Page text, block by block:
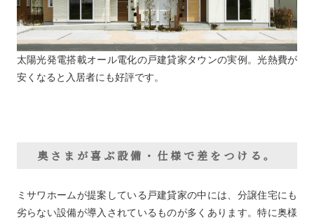
太陽光発電搭載オール電化の戸建貸家タウンの実例。光熱費が
安くなると入居者にも好評です。
奥さまが喜ぶ設備・仕様で差をつける。
ミサワホームが提案している戸建貸家の中には、分譲住宅にも
劣らない設備が導入されているものが多くあります。特に奥様